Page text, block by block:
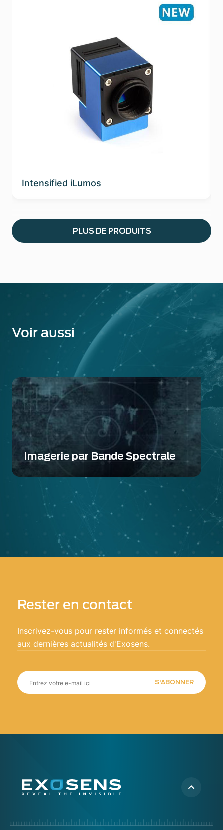
Intensified iLumos
PLUS DE PRODUITS
Voir aussi
Imagerie par Bande Spectrale
Grâce à son innovation continue et à son
engagement à fournir des solutions
d'imagerie haute performance, Exosens
propose une gamme diversifiée de
technologies couvrant un spectre lumineux
étendu, allant de l'ultraviolet UV (moins de
300 nm) à l'infrarouge thermique LWIR
Rester en contact
Inscrivez-vous pour rester informés et connectés
aux dernières actualités d'Exosens.
S'ABONNER